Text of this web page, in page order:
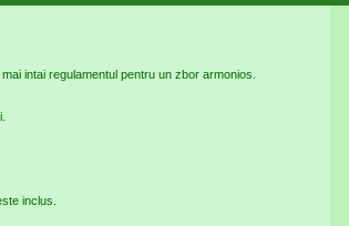
intai regulamentul pentru un zbor armonios.
inclus.